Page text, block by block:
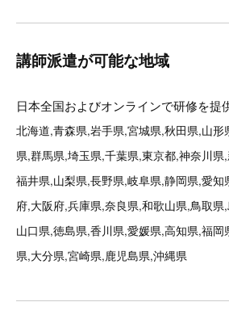
講師派遣が可能な地域
日本全国およびオンラインで研修を提
北海道,青森県,岩手県,宮城県,秋田県,山形
県,群馬県,埼玉県,千葉県,東京都,神奈川
福井県,山梨県,長野県,岐阜県,静岡県,愛
府,大阪府,兵庫県,奈良県,和歌山県,鳥取
山口県,徳島県,香川県,愛媛県,高知県,福岡
県,大分県,宮崎県,鹿児島県,沖縄県